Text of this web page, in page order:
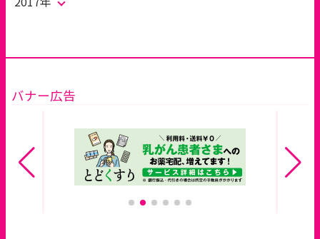
バナー広告